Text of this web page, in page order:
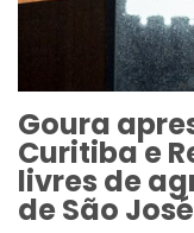
Goura
Curitiba e
livres de
de São